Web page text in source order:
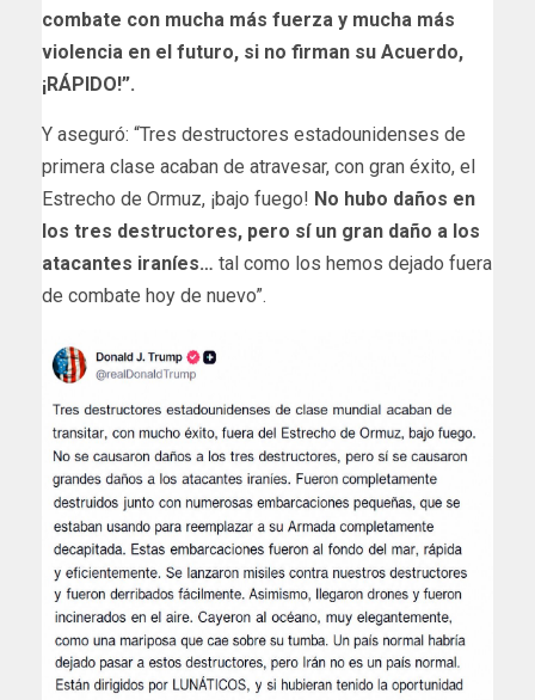
combate con mucha más fuerza y mucha más
violencia en el futuro, si no firman su Acuerdo,
¡RÁPIDO!”.
Y aseguró: “Tres destructores estadounidenses de
primera clase acaban de atravesar, con gran éxito, el
Estrecho de Ormuz, ¡bajo fuego! No hubo daños en
los tres destructores, pero sí un gran daño a los
atacantes iraníes… tal como los hemos dejado fuera
de combate hoy de nuevo”.